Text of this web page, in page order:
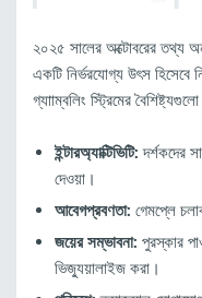
২০২৫ সালের অক্টোবরের তথ্য
একটি নির্ভরযোগ্য উৎস হিসেবে
গ্যাাম্বলিং স্ট্রিমের
ইন্টারঅ্যাক্টিভিটি: দর্শকদের
দেওয়া।
আবেগপ্রবণতা: গেমপ্লে
জয়ের সম্ভাবনা: পুরস্কার
ভিজ্যুয়ালাইজ করা।